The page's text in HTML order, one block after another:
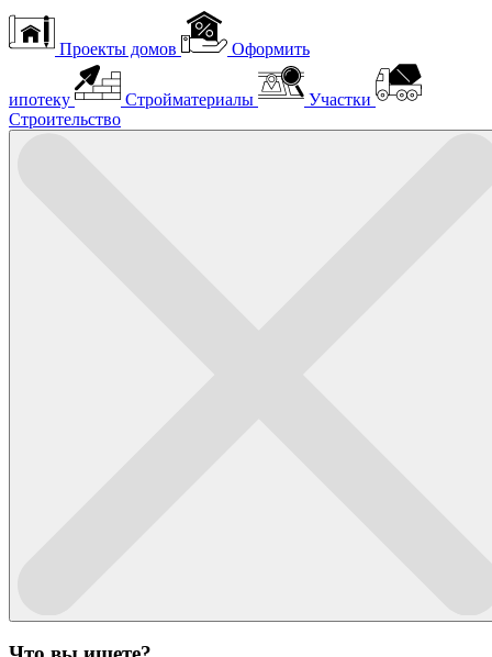
Проекты домов Оформить
ипотеку Стройматериалы
Участки
Строительство